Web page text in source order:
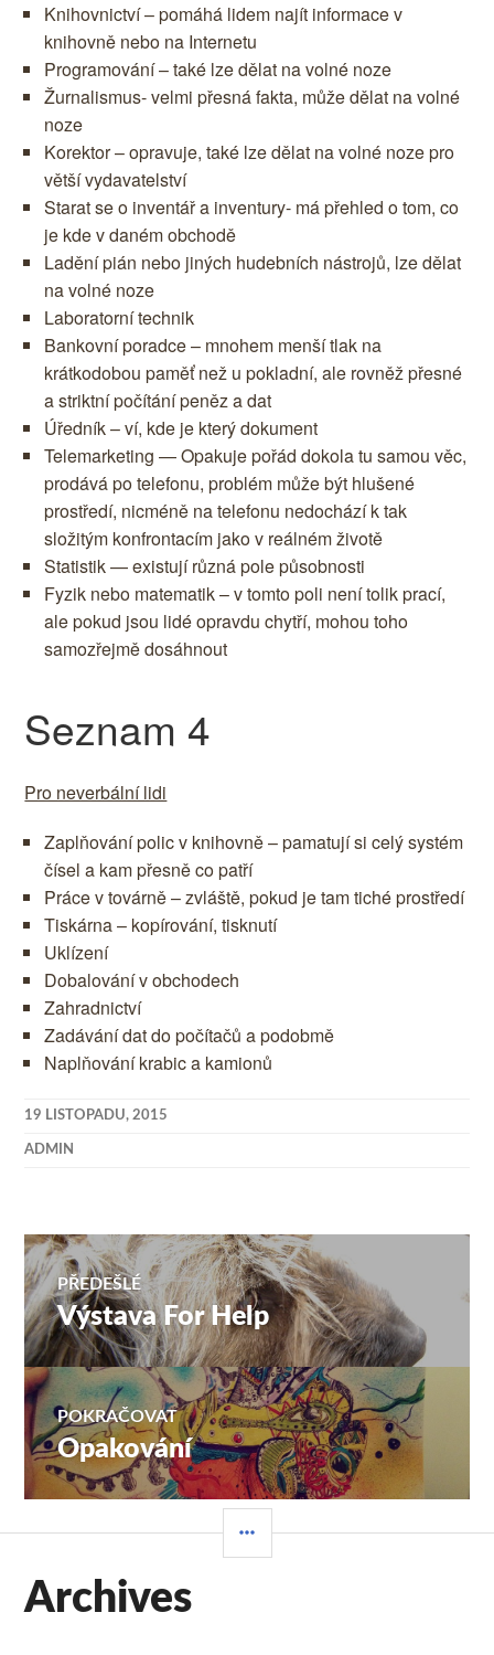
Knihovnictví – pomáhá lidem najít informace v
knihovně nebo na Internetu
Programování – také lze dělat na volné noze
Žurnalismus- velmi přesná fakta, může dělat na volné
noze
Korektor – opravuje, také lze dělat na volné noze pro
větší vydavatelství
Starat se o inventář a inventury- má přehled o tom, co
je kde v daném obchodě
Ladění pián nebo jiných hudebních nástrojů, lze dělat
na volné noze
Laboratorní technik
Bankovní poradce – mnohem menší tlak na
krátkodobou paměť než u pokladní, ale rovněž přesné
a striktní počítání peněz a dat
Úředník – ví, kde je který dokument
Telemarketing — Opakuje pořád dokola tu samou věc,
prodává po telefonu, problém může být hlušené
prostředí, nicméně na telefonu nedochází k tak
složitým konfrontacím jako v reálném životě
Statistik — existují různá pole působnosti
Fyzik nebo matematik – v tomto poli není tolik prací,
ale pokud jsou lidé opravdu chytří, mohou toho
samozřejmě dosáhnout
Seznam 4
Pro neverbální lidi
Zaplňování polic v knihovně – pamatují si celý systém
čísel a kam přesně co patří
Práce v továrně – zvláště, pokud je tam tiché prostředí
Tiskárna – kopírování, tisknutí
Uklízení
Dobalování v obchodech
Zahradnictví
Zadávání dat do počítačů a podobmě
Naplňování krabic a kamionů
19 LISTOPADU, 2015
ADMIN
Navigace
pro
příspěvek
PŘEDEŠLÉ
Předchozí
příspěvek:
Výstava For Help
POKRAČOVAT
Následující
příspěvek:
Opakování
PANEL
Archives